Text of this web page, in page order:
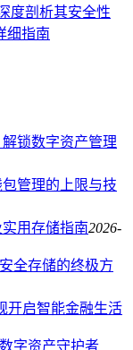
度剖析其安全性
细指南
锁数字资产管理
管理的上限与技
用存储指南2026-
全存储的终极方
开启智能金融生活
字资产守护者